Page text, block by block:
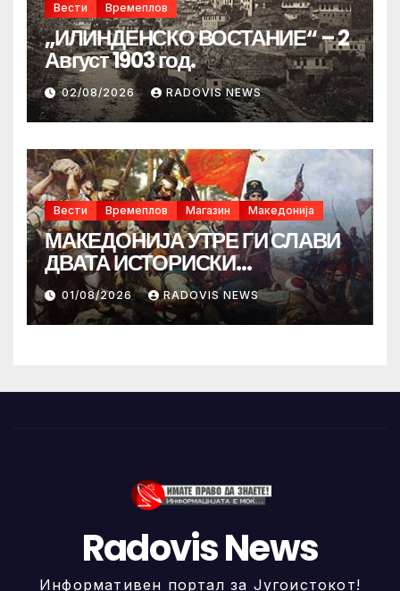
Вести Времеплов
„ИЛИНДЕНСКО ВОСТАНИЕ“ – 2
Август 1903 год.
02/08/2026 RADOVIS NEWS
Вести Времеплов Магазин Македонија
МАКЕДОНИЈА УТРЕ ГИ СЛАВИ
ДВАТА ИСТОРИСКИ
ИЛИНДЕНА!
01/08/2026 RADOVIS NEWS
Radovis News
Информативен портал за Југоистокот!